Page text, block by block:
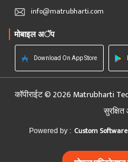
info@matrubharti.com
मोबाइल अॅप
Download On App Store
कॉपीराईट © 2026 Matrubharti
Powered by : Custom